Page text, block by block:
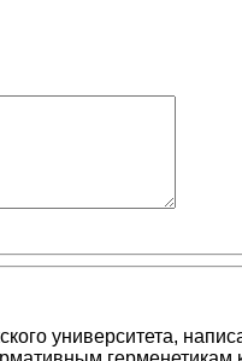
университета,